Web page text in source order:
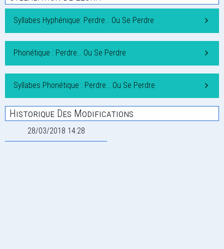
Syllabes Hyphénique: Perdre… Ou Se Perdre
Phonétique : Perdre… Ou Se Perdre
Syllabes Phonétique : Perdre… Ou Se Perdre
Historique Des Modifications
28/03/2018 14:28